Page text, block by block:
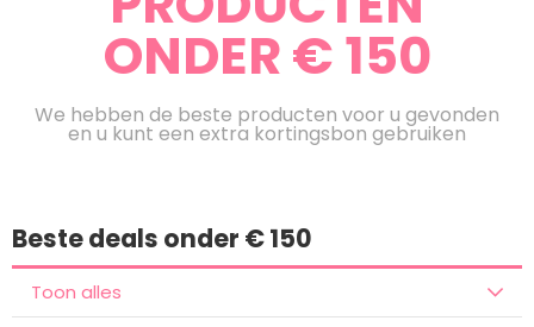
ONDER € 150
We hebben de beste producten voor u gevonden
en u kunt een extra kortingsbon gebruiken
Beste deals onder € 150
Toon alles